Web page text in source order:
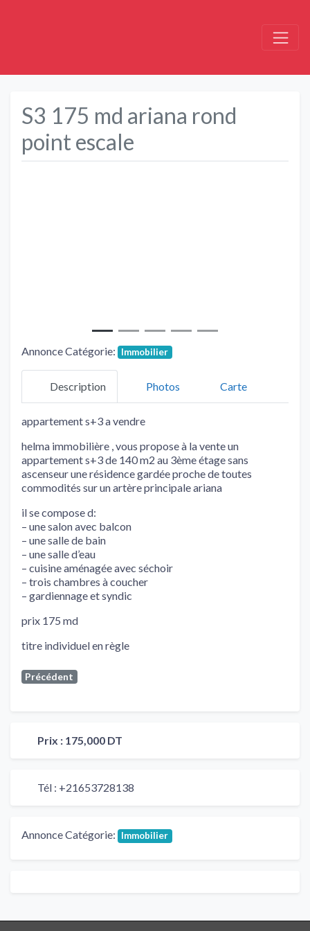
S3 175 md ariana rond
point escale
Annonce Catégorie: Immobilier
Description Photos Carte
appartement s+3 a vendre
helma immobilière , vous propose à la vente un
appartement s+3 de 140 m2 au 3ème étage sans
ascenseur une résidence gardée proche de toutes
commodités sur un artère principale ariana
il se compose d:
– une salon avec balcon
– une salle de bain
– une salle d’eau
– cuisine aménagée avec séchoir
– trois chambres à coucher
– gardiennage et syndic
prix 175 md
titre individuel en règle
Précédent
Prix : 175,000 DT
Tél : +21653728138
Annonce Catégorie: Immobilier